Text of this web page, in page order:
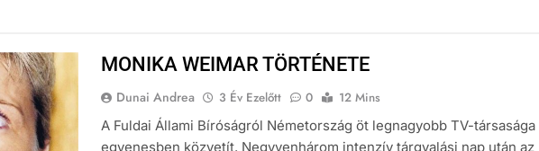
MONIKA WEIMAR TÖRTÉNETE
Dunai Andrea 3 Év Ezelőtt 0
12 Mins
A Fuldai Állami Bíróságról Németország öt legnagyobb TV-társasága
egyenesben közvetít. Negyvenhárom intenzív tárgyalási nap után az